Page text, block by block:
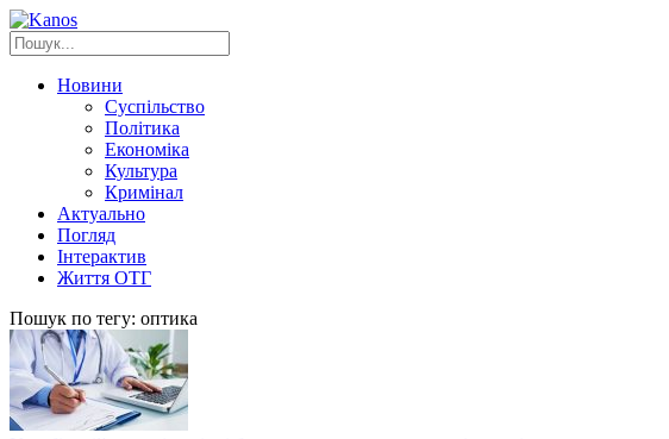
Новини
Суспільство
Політика
Економіка
Культура
Кримінал
Актуально
Погляд
Інтерактив
Життя ОТГ
Пошук по тегу: оптика